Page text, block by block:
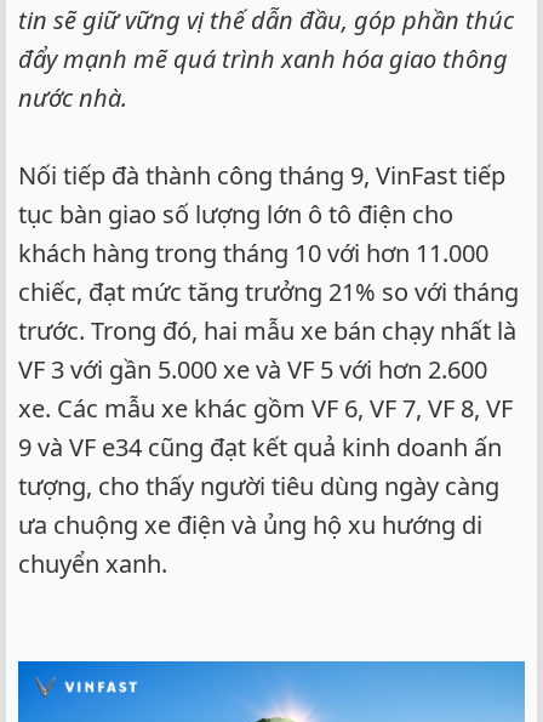
tin sẽ giữ vững vị thế dẫn đầu, góp phần thúc
đẩy mạnh mẽ quá trình xanh hóa giao thông
nước nhà.
Nối tiếp đà thành công tháng 9, VinFast tiếp
tục bàn giao số lượng lớn ô tô điện cho
khách hàng trong tháng 10 với hơn 11.000
chiếc, đạt mức tăng trưởng 21% so với tháng
trước. Trong đó, hai mẫu xe bán chạy nhất là
VF 3 với gần 5.000 xe và VF 5 với hơn 2.600
xe. Các mẫu xe khác gồm VF 6, VF 7, VF 8, VF
9 và VF e34 cũng đạt kết quả kinh doanh ấn
tượng, cho thấy người tiêu dùng ngày càng
ưa chuộng xe điện và ủng hộ xu hướng di
chuyển xanh.